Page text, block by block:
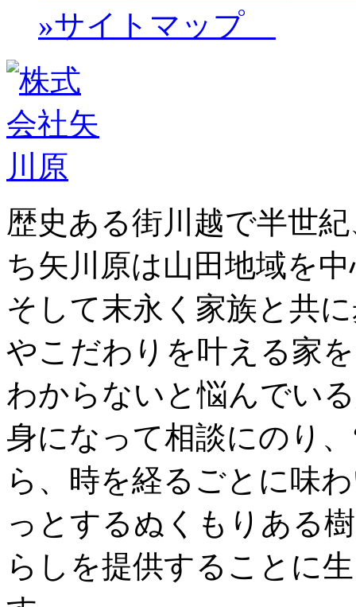
»サイトマップ
歴史ある街川越で半世
ち矢川原は山田地域を
そして末永く家族と共
やこだわりを叶える家
わからないと悩んでい
身になって相談にのり
ら、時を経るごとに味
っとするぬくもりある
らしを提供することに